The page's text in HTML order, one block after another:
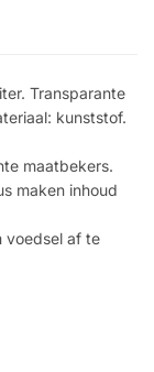
Transparante
kunststof.
maatbekers.
maken inhoud
voedsel af te